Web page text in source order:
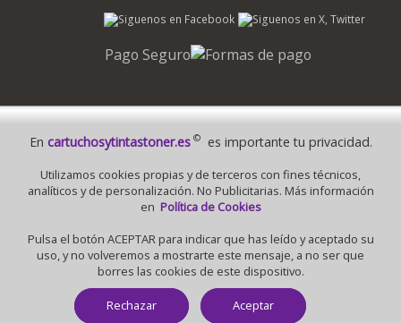
Pago Seguro
© 1995 - 2026 Grupo Selfpaper.
©cartuchosytintastoner.es, y las webs de ©gruposelfpaper.org están
gestionadas, y son propiedad de :
Registro Mercantil de Valencia ( España ) CEE:
Tomo 7263, Libro 4565, Folio 1, Sección 8, Hoja V-85203.
En cartuchosytintastoner.es©es importante tu privacidad.
Utilizamos cookies propias y de terceros con fines técnicos,
analíticos y de personalización. No Publicitarias. Más información
en Política de Cookies
Pulsa el botón ACEPTAR para indicar que has leído y aceptado su
uso, y no volveremos a mostrarte este mensaje, a no ser que
borres las cookies de este dispositivo.
Rechazar Aceptar